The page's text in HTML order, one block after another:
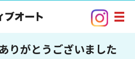
メ
りがとうございました